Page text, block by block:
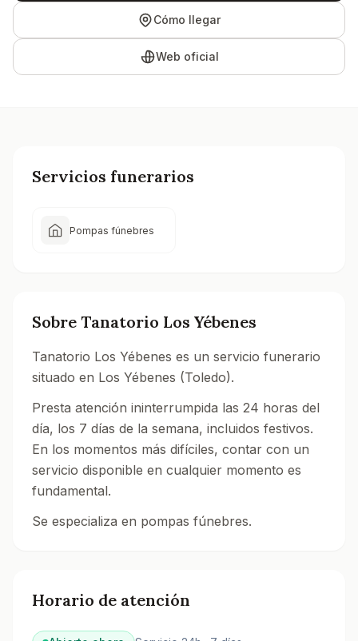
Cómo llegar
Web oficial
Servicios funerarios
Pompas fúnebres
Sobre Tanatorio Los Yébenes
Tanatorio Los Yébenes es un servicio funerario
situado en Los Yébenes (Toledo).
Presta atención ininterrumpida las 24 horas del
día, los 7 días de la semana, incluidos festivos.
En los momentos más difíciles, contar con un
servicio disponible en cualquier momento es
fundamental.
Se especializa en pompas fúnebres.
Horario de atención